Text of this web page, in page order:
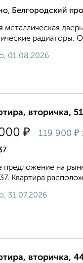
Белгородский
металлическая
радиаторы.
01.08.2026
вторичка,
₽ 119 900 ₽
предложение на
Квартира
31.07.2026
вторичка,